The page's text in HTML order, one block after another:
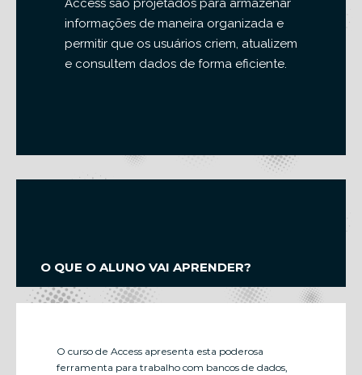
Access são projetados para armazenar
informações de maneira organizada e
permitir que os usuários criem, atualizem
e consultem dados de forma eficiente.
O QUE O ALUNO VAI APRENDER?
O curso de Access apresenta esta poderosa
ferramenta para trabalho com bancos de dados,